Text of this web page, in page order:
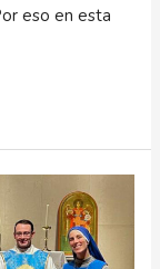
eso en esta